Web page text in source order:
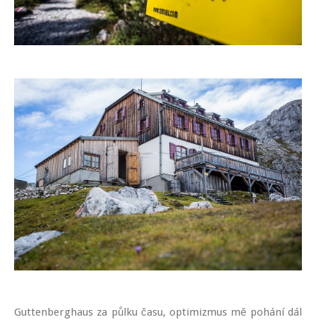
Guttenberghaus za půlku času, optimizmus mě pohání dál